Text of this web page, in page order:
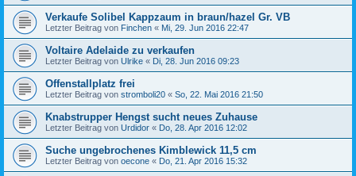
Verkaufe Solibel Kappzaum in braun/hazel Gr. VB
Letzter Beitrag von Finchen « Mi, 29. Jun 2016 22:47
Voltaire Adelaide zu verkaufen
Letzter Beitrag von Ulrike « Di, 28. Jun 2016 09:23
Offenstallplatz frei
Letzter Beitrag von stromboli20 « So, 22. Mai 2016 21:50
Knabstrupper Hengst sucht neues Zuhause
Letzter Beitrag von Urdidor « Do, 28. Apr 2016 12:02
Suche ungebrochenes Kimblewick 11,5 cm
Letzter Beitrag von oecone « Do, 21. Apr 2016 15:32